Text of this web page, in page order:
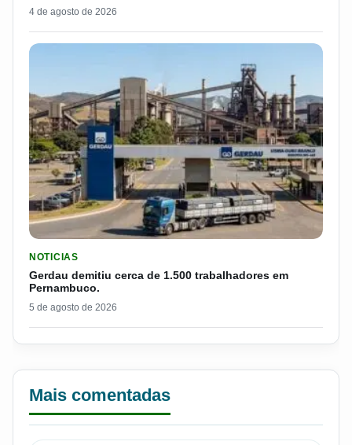
4 de agosto de 2026
NOTICIAS
Gerdau demitiu cerca de 1.500 trabalhadores em
Pernambuco.
5 de agosto de 2026
Mais comentadas